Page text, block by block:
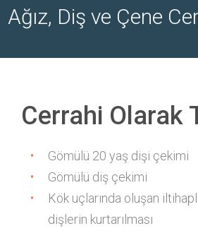
Ağız, Diş ve Çene
Cerrahi Olarak
Gömülü 20 yaş dişi çekimi
Gömülü diş çekimi
Kök uçlarında oluşan
dişlerin kurtarılması